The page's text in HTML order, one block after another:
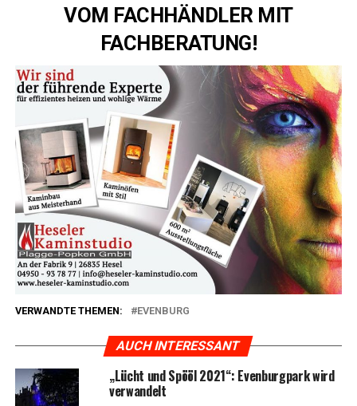
VOM FACHHÄNDLER MIT
FACHBERATUNG!
VERWANDTE THEMEN: EVENBURG
AUCH INTERESSANT
„Lücht und Spö­öl 2021“: Even­burg­park wird
verwandelt